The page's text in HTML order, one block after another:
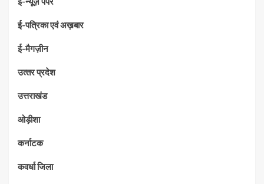
ई-पत्रिका एवं अख़बार
ई-मैगज़ीन
उत्‍तर प्रदेश
उत्तराखंड
ओड़ीशा
कर्नाटक
कवर्धा जिला